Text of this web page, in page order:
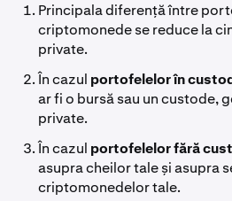
Principala diferență între
criptomonede se reduce la
private.
În cazul portofelelor în
ar fi o bursă sau un custode,
private.
În cazul portofelelor fără
asupra cheilor tale și asupra
criptomonedelor tale.